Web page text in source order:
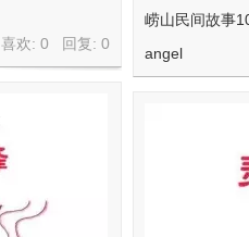
喜欢: 0 回复: 0
崂山民间故事
angel